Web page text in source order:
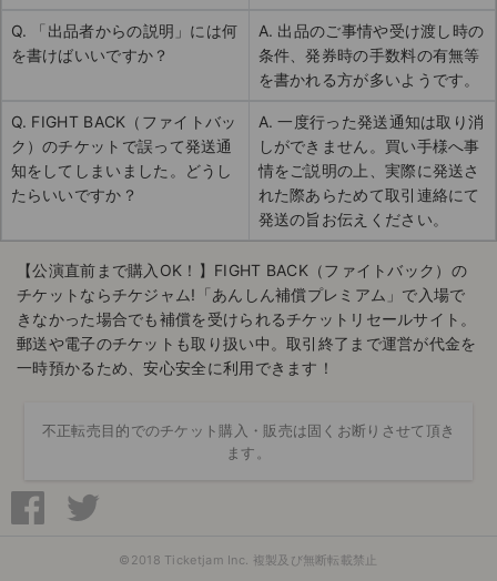
Q. 「出品者からの説明」には何
を書けばいいですか？
A. 出品のご事情や受け渡し時の
条件、発券時の手数料の有無等
を書かれる方が多いようです。
Q. FIGHT BACK（ファイトバッ
ク）のチケットで誤って発送通
知をしてしまいました。どうし
たらいいですか？
A. 一度行った発送通知は取り消
しができません。買い手様へ事
情をご説明の上、実際に発送さ
れた際あらためて取引連絡にて
発送の旨お伝えください。
【公演直前まで購入OK！】FIGHT BACK（ファイトバック）の
チケットならチケジャム!「あんしん補償プレミアム」で入場で
きなかった場合でも補償を受けられるチケットリセールサイト。
郵送や電子のチケットも取り扱い中。取引終了まで運営が代金を
一時預かるため、安心安全に利用できます！
不正転売目的でのチケット購入・販売は固くお断りさせて頂き
ます。
©2018 Ticketjam Inc. 複製及び無断転載禁止